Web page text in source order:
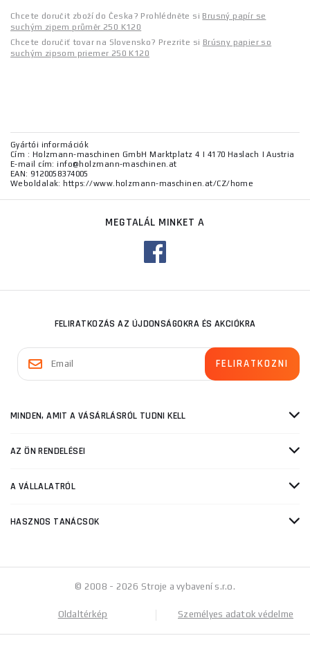
Chcete doručit zboží do Česka? Prohlédněte si Brusný papír se
suchým zipem průměr 250 K120
Chcete doručiť tovar na Slovensko? Prezrite si Brúsny papier so
suchým zipsom priemer 250 K120
Gyártói információk
Cím : Holzmann-maschinen GmbH Marktplatz 4 | 4170 Haslach | Austria
E-mail cím: info@holzmann-maschinen.at
EAN: 9120058374005
Weboldalak: https://www.holzmann-maschinen.at/CZ/home
MEGTALÁL MINKET A
FELIRATKOZÁS AZ ÚJDONSÁGOKRA ÉS AKCIÓKRA
MINDEN, AMIT A VÁSÁRLÁSRÓL TUDNI KELL
AZ ÖN RENDELÉSEI
A VÁLLALATRÓL
HASZNOS TANÁCSOK
© 2008 - 2026 Stroje a vybavení s.r.o.
Oldaltérkép Személyes adatok védelme